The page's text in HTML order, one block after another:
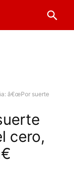
â€œPor suerte
cero,